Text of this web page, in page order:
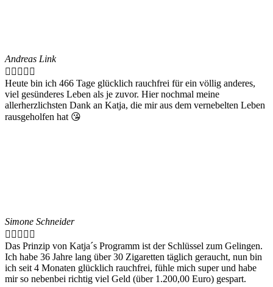
Andreas Link
    
Heute bin ich 466 Tage glücklich rauchfrei für ein völlig anderes,
viel gesünderes Leben als je zuvor. Hier nochmal meine
allerherzlichsten Dank an Katja, die mir aus dem vernebelten Leben
rausgeholfen hat 😘
Simone Schneider
    
Das Prinzip von Katja´s Programm ist der Schlüssel zum Gelingen.
Ich habe 36 Jahre lang über 30 Zigaretten täglich geraucht, nun bin
ich seit 4 Monaten glücklich rauchfrei, fühle mich super und habe
mir so nebenbei richtig viel Geld (über 1.200,00 Euro) gespart.